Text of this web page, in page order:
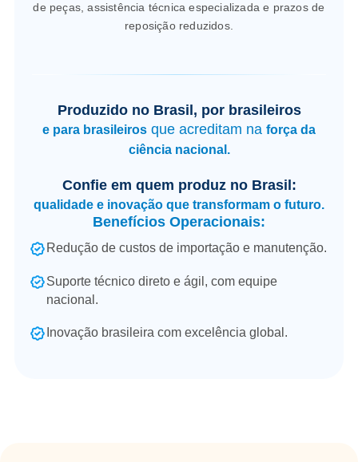
de peças, assistência técnica especializada e prazos de
reposição reduzidos.
Produzido no Brasil, por brasileiros
e para brasileiros que acreditam na força da
ciência nacional.
Confie em quem produz no Brasil:
qualidade e inovação que transformam o futuro.
Benefícios Operacionais:
Redução de custos de importação e manutenção.
Suporte técnico direto e ágil, com equipe
nacional.
Inovação brasileira com excelência global.